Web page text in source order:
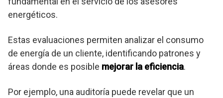
energéticos.
Estas evaluaciones permiten analizar el consumo
de energía de un cliente, identificando patrones y
áreas donde es posible mejorar la eficiencia.
Por ejemplo, una auditoría puede revelar que un